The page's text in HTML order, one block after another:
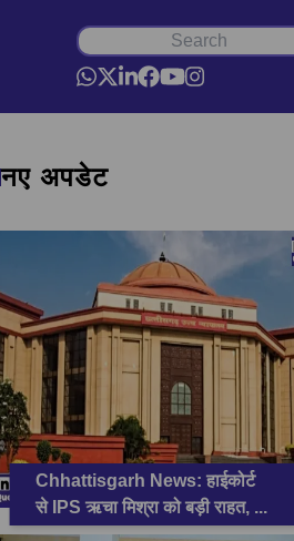
नए अपडेट
Chhattisgarh News: हाईकोर्ट
से IPS ऋचा मिश्रा को बड़ी राहत, ...